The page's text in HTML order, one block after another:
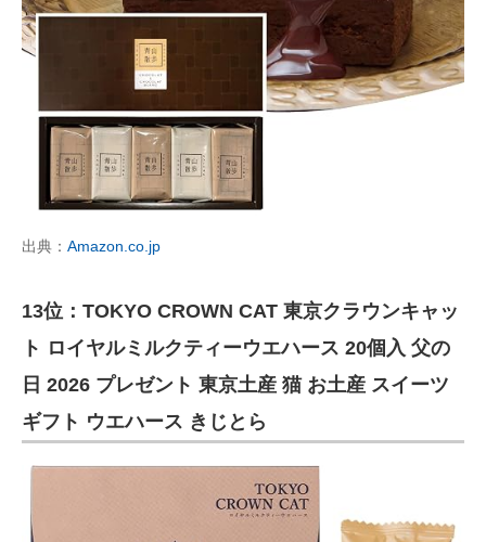
出典： Amazon.co.jp
13位：TOKYO CROWN CAT 東京クラウンキャッ
ト ロイヤルミルクティーウエハース 20個入 父の
日 2026 プレゼント 東京土産 猫 お土産 スイーツ
ギフト ウエハース きじとら